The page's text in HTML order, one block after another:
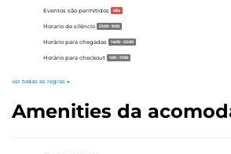
Eventos são permitidos não
Horario de silêncio 21:00 - 9:00
Horário para chegadas 14:00 - 22:00
Horário para checkout 1:00 - 11:00
ver todas as regras
Amenities da